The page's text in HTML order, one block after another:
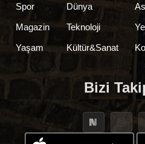
Spor
Magazin
Yaşam
Dünya
Teknoloji
Kültür&Sanat
Bizi